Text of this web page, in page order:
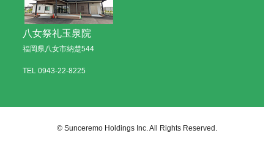
八女祭礼玉泉院
福岡県八女市納楚544
TEL 0943-22-8225
© Sunceremo Holdings Inc. All Rights Reserved.